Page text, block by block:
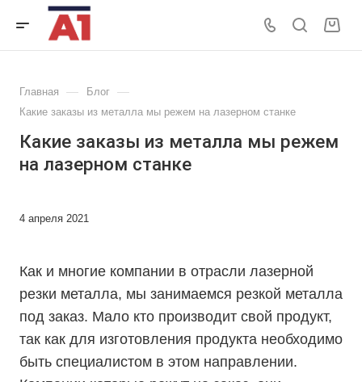
Главная — Блог —
Какие заказы из металла мы режем на лазерном станке
Какие заказы из металла мы режем
на лазерном станке
4 апреля 2021
Как и многие компании в отрасли лазерной
резки металла, мы занимаемся резкой металла
под заказ. Мало кто производит свой продукт,
так как для изготовления продукта необходимо
быть специалистом в этом направлении.